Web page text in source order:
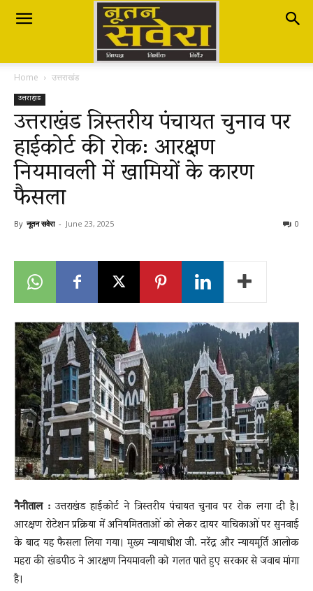
Nutan
Savera
नूतन
सवेरा
Breaking
News
LIVE
Home उत्तराखंड
उत्तराखंड
उत्तराखंड त्रिस्तरीय पंचायत चुनाव पर
हाईकोर्ट की रोक: आरक्षण
नियमावली में खामियों के कारण
फैसला
By नूतन सवेरा - June 23, 2025 0
नैनीताल :उत्तराखंड हाईकोर्ट ने त्रिस्तरीय पंचायत चुनाव पर रोक लगा दी है।
आरक्षण रोटेशन प्रक्रिया में अनियमितताओं को लेकर दायर याचिकाओं पर सुनवाई
के बाद यह फैसला लिया गया। मुख्य न्यायाधीश जी. नरेंद्र और न्यायमूर्ति आलोक
महरा की खंडपीठ ने आरक्षण नियमावली को गलत पाते हुए सरकार से जवाब मांगा
है।